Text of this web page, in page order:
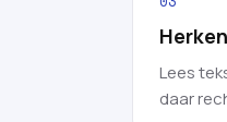
Lees
daar